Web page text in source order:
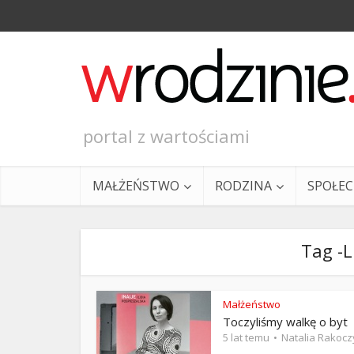
portal z wartościami
MAŁŻEŃSTWO RODZINA
Tag -
Małżeństwo
Toczyliśmy walkę o byt
5 lat temu Natalia